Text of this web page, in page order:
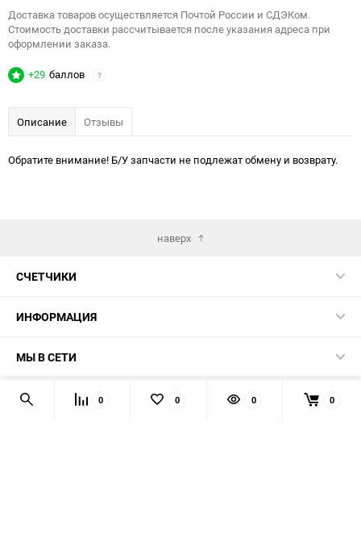
Доставка товаров осуществляется Почтой России и СДЭКом.
Стоимость доставки рассчитывается после указания адреса при
оформлении заказа.
+29 баллов ?
Описание Отзывы
Обратите внимание! Б/У запчасти не подлежат обмену и возврату.
наверх
СЧЕТЧИКИ
ИНФОРМАЦИЯ
МЫ В СЕТИ
КОНТАКТЫ 0 0 0 0